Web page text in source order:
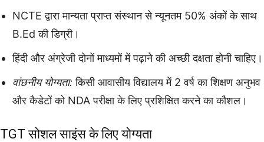
NCTE द्वारा मान्यता प्राप्त संस्थान से न्यूनतम 50% अंकों के साथ
B.Ed की डिग्री।
हिंदी और अंग्रेजी दोनों माध्यमों में पढ़ाने की अच्छी दक्षता होनी चाहिए।
वांछनीय योग्यता: किसी आवासीय विद्यालय में 2 वर्ष का शिक्षण अनुभव
और कैडेटों को NDA परीक्षा के लिए प्रशिक्षित करने का कौशल।
TGT सोशल साइंस के लिए योग्यता